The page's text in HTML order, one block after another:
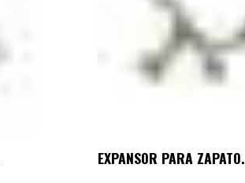
EXPANSOR PARA ZAPATO.